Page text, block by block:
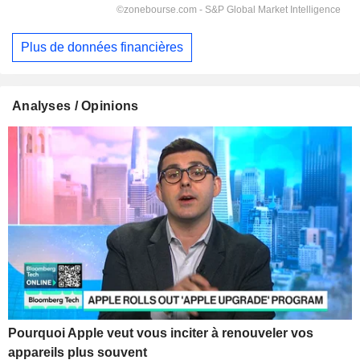
Plus de données financières
Analyses / Opinions
Pourquoi Apple veut vous inciter à renouveler vos
appareils plus souvent